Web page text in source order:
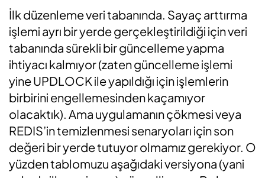
İlk düzenleme veri tabanında. Sayaç arttırma
işlemi ayrı bir yerde gerçekleştirildiği için veri
tabanında sürekli bir güncelleme yapma
ihtiyacı kalmıyor (zaten güncelleme işlemi
yine UPDLOCK ile yapıldığı için işlemlerin
birbirini engellemesinden kaçamıyor
olacaktık). Ama uygulamanın çökmesi veya
REDIS’in temizlenmesi senaryoları için son
değeri bir yerde tutuyor olmamız gerekiyor. O
yüzden tablomuzu aşağıdaki versiyona (yani